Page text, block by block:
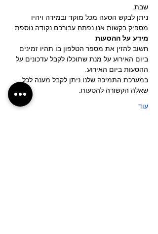
שבת.
ניתן לבקש הסעה מכל מוקד ובמידה ויהיו
מספיק בקשות אנו נפתח עבורכם נקודה נוספת
מידע על ההסעות
חשוב להזין את מספר הטלפון בו תהיו זמינים
ביום האירוע על מנת שתוכלו לקבל עדכונים על
ההסעות ביום האירוע.
במערכת התמיכה שלנו ניתן לקבל מענה לכל
שאלה הקשורה להסעות.
עוד